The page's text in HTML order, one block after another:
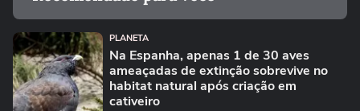
PLANETA
Na Espanha, apenas 1 de 30 aves
ameaçadas de extinção sobrevive no
habitat natural após criação em
cativeiro